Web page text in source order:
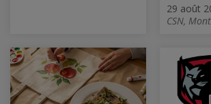
29 août
CSN,